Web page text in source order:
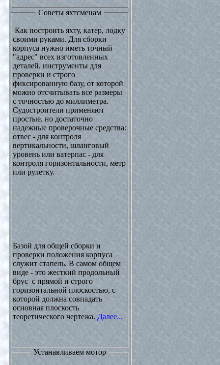
Советы яхтсменам
Как построить яхту, катер, лодку
своими руками. Для сборки
корпуса нужно иметь точный
"адрес" всех изготовленных
деталей, инструменты для
проверки и строго
фиксированную базу, от которой
можно отсчитывать все размеры
с точностью до миллиметра.
Судостроители применяют
простые, но достаточно
надежные проверочные средства:
отвес - для контроля
вертикальности, шланговый
уровень или ватерпас - для
контроля горизонтальности, метр
или рулетку.
Базой для общей сборки и
проверки положения корпуса
служит стапель. В самом общем
виде - это жесткий продольный
брус с прямой и строго
горизонтальной плоскостью, с
которой должна совпадать
основная плоскость
теоретического чертежа. Далее...
Устанавливаем мотор